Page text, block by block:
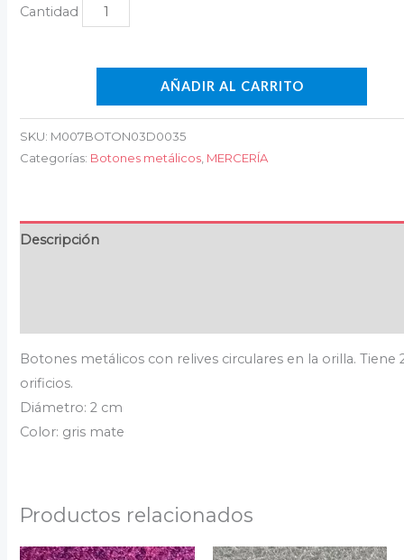
AÑADIR AL CARRITO
SKU: M007BOTON03D0035
Categorías: Botones metálicos MERCERÍA
Descripción
Botones metálicos con relives circulares en la orilla. Tiene
orificios.
Diámetro: 2 cm
Color: gris mate
Productos relacionados